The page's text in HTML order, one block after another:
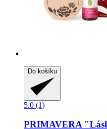
Do košíku
5.0 (1)
PRIMAVERA